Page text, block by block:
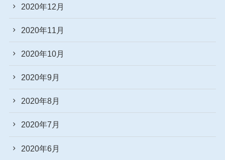
2020年12月
2020年11月
2020年10月
2020年9月
2020年8月
2020年7月
2020年6月